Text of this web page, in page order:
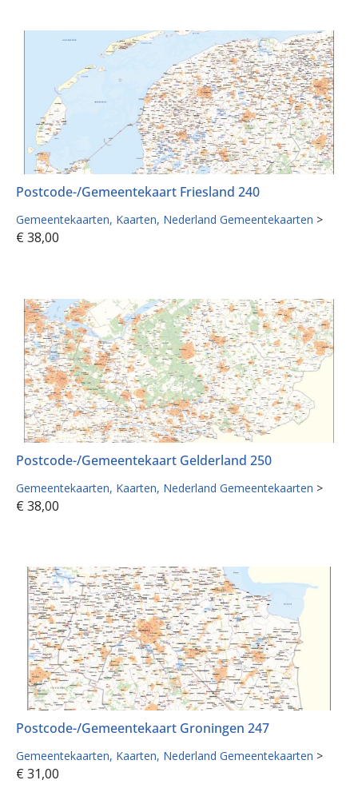
Postcode-/Gemeentekaart Friesland 240
Gemeentekaarten Kaarten Nederland Gemeentekaarten >
€ 38,00
Postcode-/Gemeentekaart Gelderland 250
Gemeentekaarten Kaarten Nederland Gemeentekaarten >
€ 38,00
Postcode-/Gemeentekaart Groningen 247
Gemeentekaarten Kaarten Nederland Gemeentekaarten >
€ 31,00